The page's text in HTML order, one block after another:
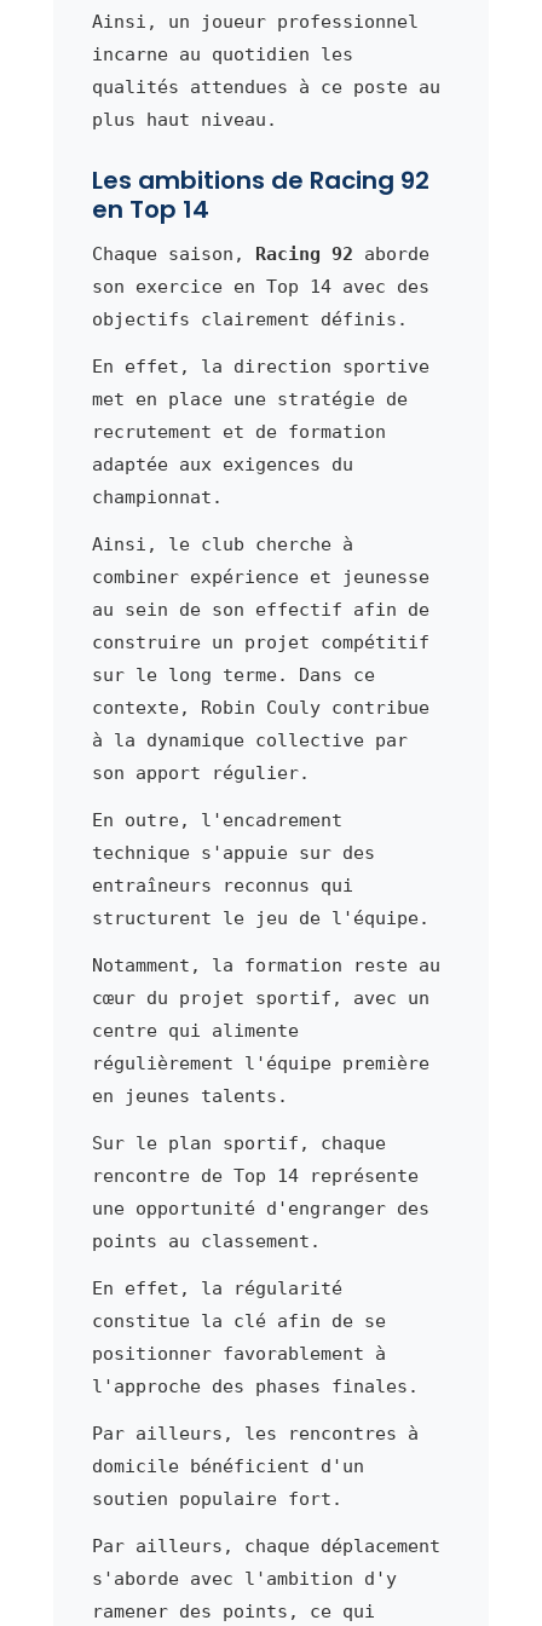
Ainsi, un joueur professionnel
incarne au quotidien les
qualités attendues à ce poste au
plus haut niveau.
Les ambitions de Racing 92
en Top 14
Chaque saison, Racing 92 aborde
son exercice en Top 14 avec des
objectifs clairement définis.
En effet, la direction sportive
met en place une stratégie de
recrutement et de formation
adaptée aux exigences du
championnat.
Ainsi, le club cherche à
combiner expérience et jeunesse
au sein de son effectif afin de
construire un projet compétitif
sur le long terme. Dans ce
contexte, Robin Couly contribue
à la dynamique collective par
son apport régulier.
En outre, l'encadrement
technique s'appuie sur des
entraîneurs reconnus qui
structurent le jeu de l'équipe.
Notamment, la formation reste au
cœur du projet sportif, avec un
centre qui alimente
régulièrement l'équipe première
en jeunes talents.
Sur le plan sportif, chaque
rencontre de Top 14 représente
une opportunité d'engranger des
points au classement.
En effet, la régularité
constitue la clé afin de se
positionner favorablement à
l'approche des phases finales.
Par ailleurs, les rencontres à
domicile bénéficient d'un
soutien populaire fort.
Par ailleurs, chaque déplacement
s'aborde avec l'ambition d'y
ramener des points, ce qui